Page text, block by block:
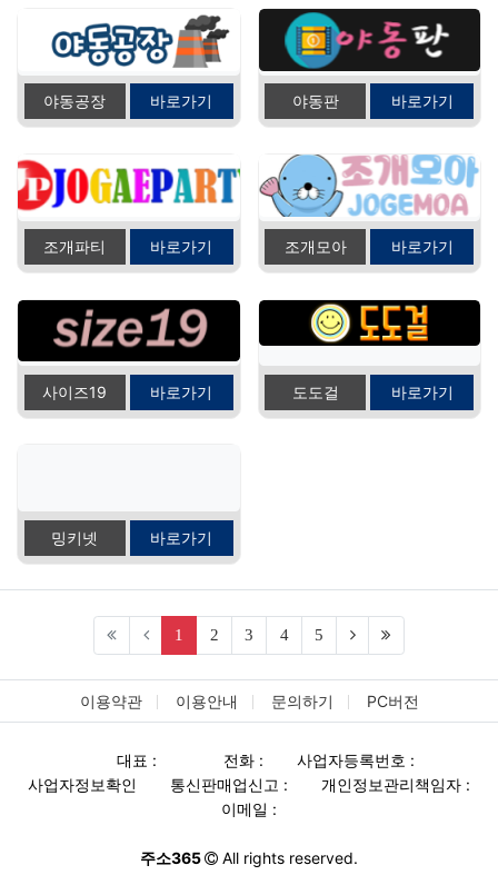
야동공장 바로가기 야동판 바로가기
조개파티 바로가기 조개모아 바로가기
사이즈19 바로가기 도도걸 바로가기
밍키넷 바로가기
1 (current)
2 3 4 5 (next)
이용약관 이용안내 문의하기 PC버전
대표 : 전화 :
사업자등록번호 :
사업자정보확인
통신판매업신고 :
개인정보관리책임자 :
이메일 :
주소365 All rights reserved.